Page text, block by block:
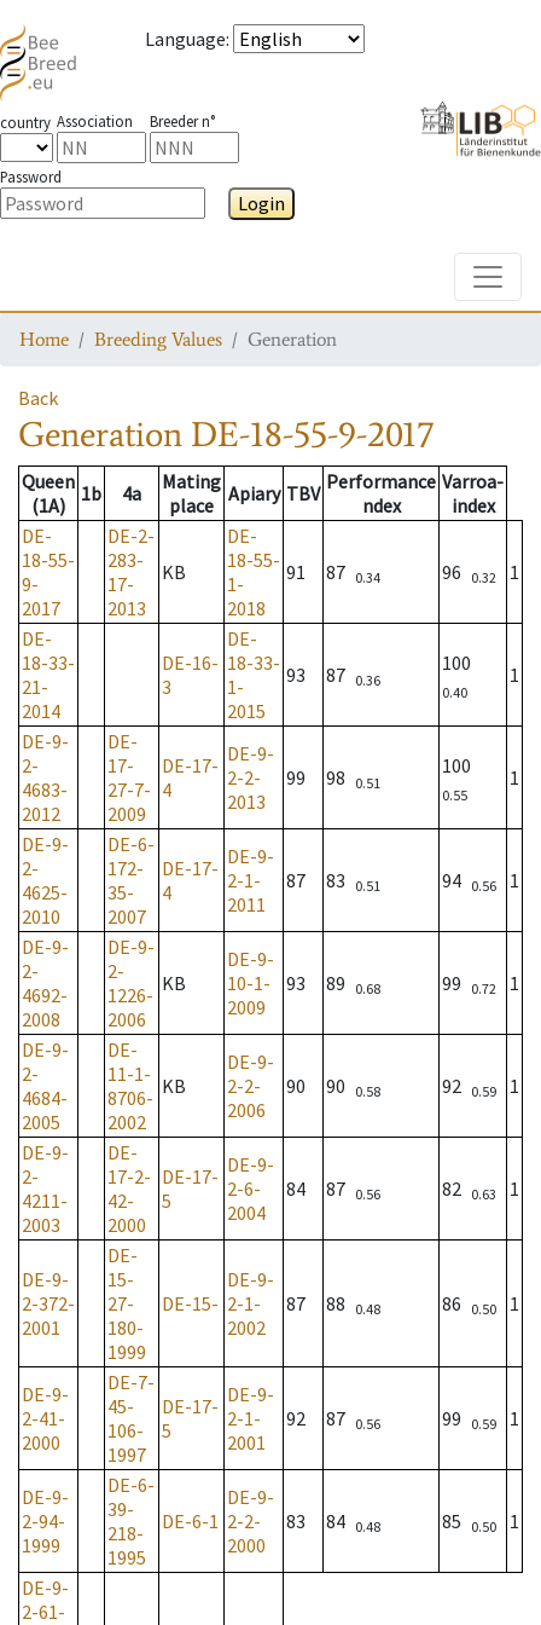
Language:
country Association Breeder n°
Password
Login
Home Breeding Values Generation
Back
Generation DE-18-55-9-2017
Queen
(1A)
1b 4a
Mating
place Apiary TBV Performance
ndex
Varroa-
index
DE-
18-55-
9-
2017
DE-2-
283-
17-
2013
KB
DE-
18-55-
1-
2018
91 87 0.34 96 0.32 1
DE-
18-33-
21-
2014
DE-16-
3
DE-
18-33-
1-
2015
93 87 0.36
100
0.40
1
DE-9-
2-
4683-
2012
DE-
17-
27-7-
2009
DE-17-
4
DE-9-
2-2-
2013
99 98 0.51
100
0.55
1
DE-9-
2-
4625-
2010
DE-6-
172-
35-
2007
DE-17-
4
DE-9-
2-1-
2011
87 83 0.51 94 0.56 1
DE-9-
2-
4692-
2008
DE-9-
2-
1226-
2006
KB
DE-9-
10-1-
2009
93 89 0.68 99 0.72 1
DE-9-
2-
4684-
2005
DE-
11-1-
8706-
2002
KB
DE-9-
2-2-
2006
90 90 0.58 92 0.59 1
DE-9-
2-
4211-
2003
DE-
17-2-
42-
2000
DE-17-
5
DE-9-
2-6-
2004
84 87 0.56 82 0.63 1
DE-9-
2-372-
2001
DE-
15-
27-
180-
1999
DE-15-
DE-9-
2-1-
2002
87 88 0.48 86 0.50 1
DE-9-
2-41-
2000
DE-7-
45-
106-
1997
DE-17-
5
DE-9-
2-1-
2001
92 87 0.56 99 0.59 1
DE-9-
2-94-
1999
DE-6-
39-
218-
1995
DE-6-1
DE-9-
2-2-
2000
83 84 0.48 85 0.50 1
DE-9-
2-61-